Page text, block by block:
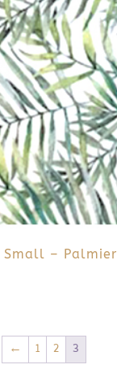
Small – Palmier
← 1 2 3